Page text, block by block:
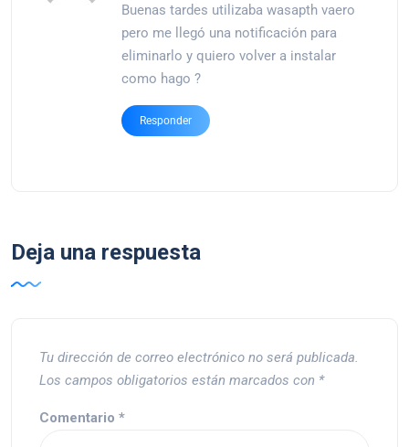
Buenas tardes utilizaba wasapth vaero
pero me llegó una notificación para
eliminarlo y quiero volver a instalar
como hago ?
Responder
Deja una respuesta
Tu dirección de correo electrónico no será publicada.
Los campos obligatorios están marcados con *
Comentario *